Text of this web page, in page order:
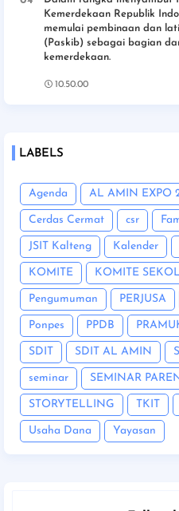
Kemerdekaan Republik
memulai pembinaan dan
(Paskib) sebagai bagian
kemerdekaan.
10.50.00
LABELS
Agenda AL AMIN EXPO
Cerdas Cermat csr
JSIT Kalteng Kalender
KOMITE KOMITE
Pengumuman PERJUSA
Ponpes PPDB
SDIT SDIT AL AMIN
seminar SEMINAR
STORYTELLING TKIT
Usaha Dana Yayasan